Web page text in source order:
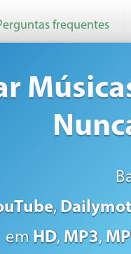
frequentes
,
em HD, MP3,